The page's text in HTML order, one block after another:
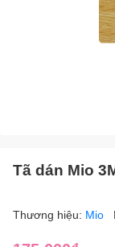
Tã dán Mio
Thương hiệu: Mio